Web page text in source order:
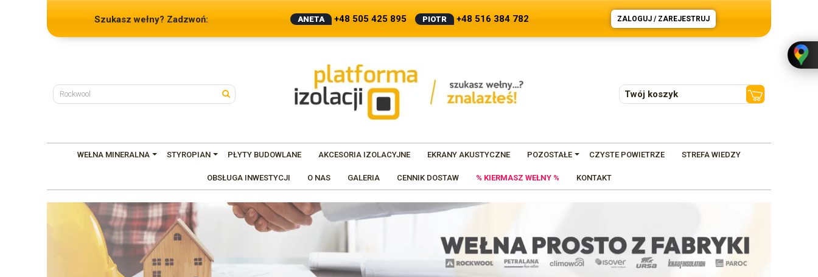
Szukasz wełny? Zadzwoń: ANETA +48 505 425 895 PIOTR +48 516 384 782 ZALOGUJ / ZAREJESTRUJ
Twój koszyk
WEŁNA MINERALNA STYROPIAN PŁYTY BUDOWLANE AKCESORIA IZOLACYJNE EKRANY AKUSTYCZNE POZOSTAŁE CZYSTE POWIETRZE STREFA WIEDZY
OBSŁUGA INWESTYCJI O NAS GALERIA CENNIK DOSTAW % KIERMASZ WEŁNY % KONTAKT